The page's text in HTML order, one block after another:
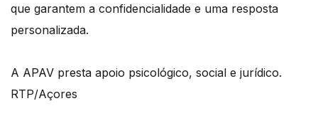
que garantem a confidencialidade e uma resposta
personalizada.
A APAV presta apoio psicológico, social e jurídico.
RTP/Açores